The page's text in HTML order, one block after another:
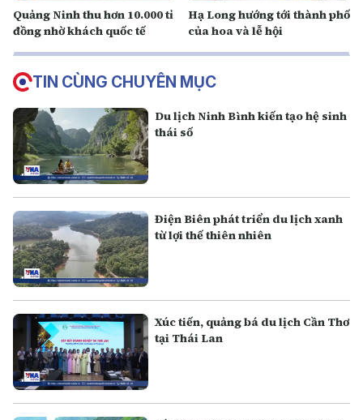
Quảng Ninh thu hơn 10.000 tỉ
đồng nhờ khách quốc tế
Hạ Long hướng tới thành phố
của hoa và lễ hội
TIN CÙNG CHUYÊN MỤC
Du lịch Ninh Bình kiến tạo hệ sinh
thái số
Điện Biên phát triển du lịch xanh
từ lợi thế thiên nhiên
Xúc tiến, quảng bá du lịch Cần Thơ
tại Thái Lan